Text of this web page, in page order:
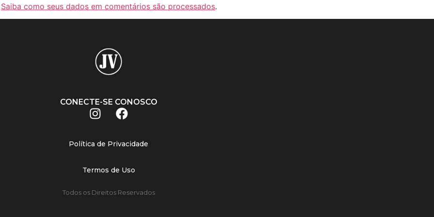
Saiba como seus dados em comentários são processados.
CONECTE-SE CONOSCO
Política de Privacidade
Termos de Uso
Todos os Direitos Reservados